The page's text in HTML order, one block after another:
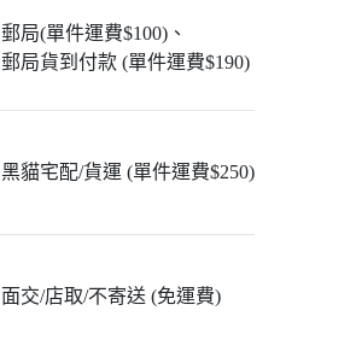
郵局(單件運費$100)、
郵局貨到付款 (單件運費$190)
黑貓宅配/貨運 (單件運費$250)
面交/店取/不寄送 (免運費)